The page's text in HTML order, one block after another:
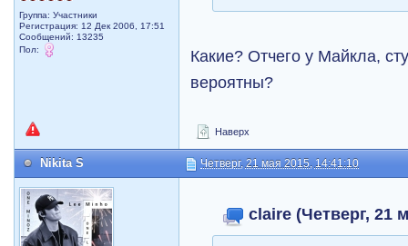
Группа: Участники
Регистрация: 12 Дек 2006, 17:51
Сообщений: 13235
Пол:
Какие? Отчего у Майкла,
вероятны?
Наверх
Nikita S Четверг, 21 мая 2015, 14:41:10
claire (Четверг, 21